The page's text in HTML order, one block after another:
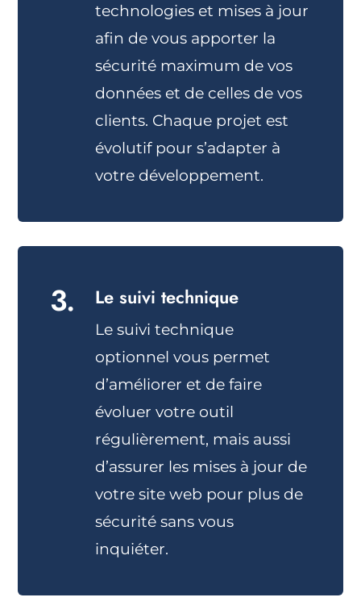
technologies et mises à jour
afin de vous apporter la
sécurité maximum de vos
données et de celles de vos
clients. Chaque projet est
évolutif pour s’adapter à
votre développement.
3. Le suivi technique
Le suivi technique
optionnel vous permet
d’améliorer et de faire
évoluer votre outil
régulièrement, mais aussi
d’assurer les mises à jour de
votre site web pour plus de
sécurité sans vous
inquiéter.